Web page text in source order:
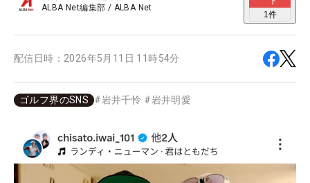
ALBA Net編集部 / ALBA Net
1件
配信日時： 2026年5月11日 11時54分
ゴルフ界のSNS #岩井千怜 #岩井明愛